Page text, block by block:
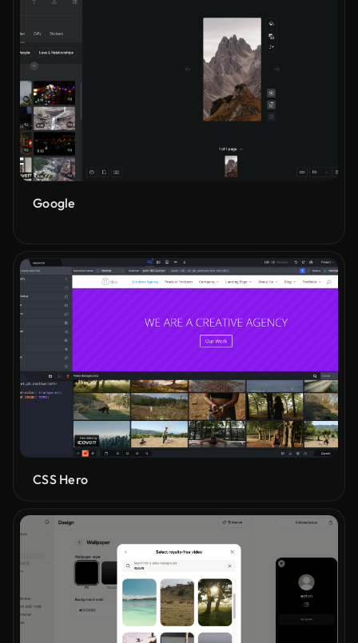
Google
CSS Hero